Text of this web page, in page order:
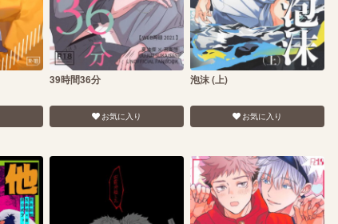
39時間36分
お気に入り
泡沫 (上)
お気に入り